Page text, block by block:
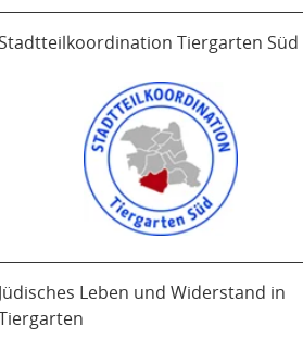
Stadtteilkoordination Tiergarten Süd
Jüdisches Leben und Widerstand in